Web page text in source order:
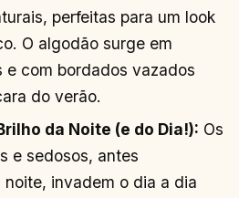
perfeitas para um look
O algodão surge em
e com bordados vazados
do verão.
da Noite (e do Dia!): Os
e sedosos, antes
noite, invadem o dia a dia